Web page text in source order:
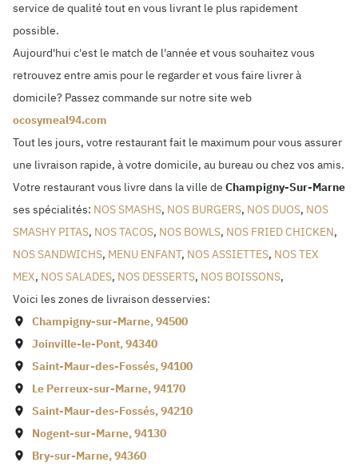
service de qualité tout en vous livrant le plus rapidement
possible.
Aujourd'hui c'est le match de l'année et vous souhaitez vous
retrouvez entre amis pour le regarder et vous faire livrer à
domicile? Passez commande sur notre site web
ocosymeal94.com
Tout les jours, votre restaurant fait le maximum pour vous assurer
une livraison rapide, à votre domicile, au bureau ou chez vos amis.
Votre restaurant vous livre dans la ville de Champigny-Sur-Marne
ses spécialités: NOS SMASHS, NOS BURGERS, NOS DUOS, NOS
SMASHY PITAS, NOS TACOS, NOS BOWLS, NOS FRIED CHICKEN,
NOS SANDWICHS, MENU ENFANT, NOS ASSIETTES, NOS TEX
MEX, NOS SALADES, NOS DESSERTS, NOS BOISSONS,
Voici les zones de livraison desservies:
Champigny-sur-Marne,94500
Joinville-le-Pont,94340
Saint-Maur-des-Fossés,94100
Le Perreux-sur-Marne,94170
Saint-Maur-des-Fossés,94210
Nogent-sur-Marne,94130
Bry-sur-Marne,94360